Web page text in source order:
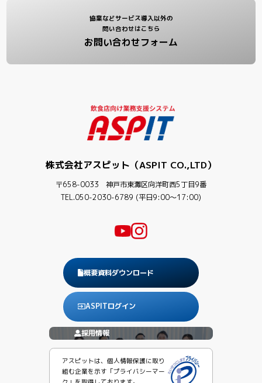
協業などサービス導入以外の
問い合わせはこちら
お問い合わせフォーム
株式会社アスピット（ASPIT CO.,LTD）
〒658-0033 神戸市東灘区向洋町西5丁目9番
TEL.050-2030-6789 (平日9:00〜17:00)
概要資料ダウンロード
ASPITログイン
採用情報
アスピットは、個人情報保護に取り
組む企業を示す「プライバシーマー